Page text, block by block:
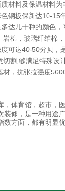
材料及保温材料为
钢板保新达10-15
达几十种的颜色
棉，玻璃纤维棉
可达40-50分贝，
割,够满足特殊设
，抗张拉强度
，体育馆，超市，
装修，是一种用途
数方面，都有明显